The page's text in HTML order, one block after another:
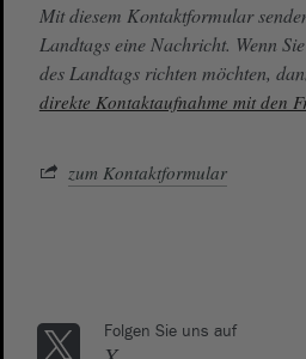
Mit diesem Kontaktformular
Landtags eine Nachricht. Wenn
des Landtags richten möchten,
direkte Kontaktaufnahme mit den
zum Kontaktformular
Folgen Sie uns auf